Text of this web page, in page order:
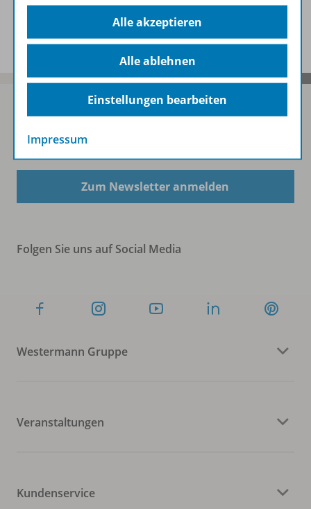
Benachrichtigungs-Service
Sofort profitieren
Zum Newsletter anmelden
Folgen Sie uns auf Social Media
Westermann Gruppe
Veranstaltungen
Kundenservice
Alle akzeptieren
Alle ablehnen
Einstellungen bearbeiten
Impressum